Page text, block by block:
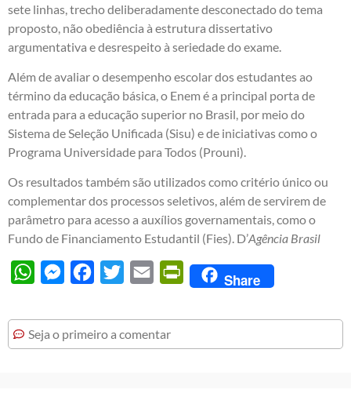
sete linhas, trecho deliberadamente desconectado do tema
proposto, não obediência à estrutura dissertativo
argumentativa e desrespeito à seriedade do exame.
Além de avaliar o desempenho escolar dos estudantes ao
término da educação básica, o Enem é a principal porta de
entrada para a educação superior no Brasil, por meio do
Sistema de Seleção Unificada (Sisu) e de iniciativas como o
Programa Universidade para Todos (Prouni).
Os resultados também são utilizados como critério único ou
complementar dos processos seletivos, além de servirem de
parâmetro para acesso a auxílios governamentais, como o
Fundo de Financiamento Estudantil (Fies). D’Agência Brasil
WhatsAppMessengerFacebook
Twitter Email PrintFriendly
Share
Seja o primeiro a comentar